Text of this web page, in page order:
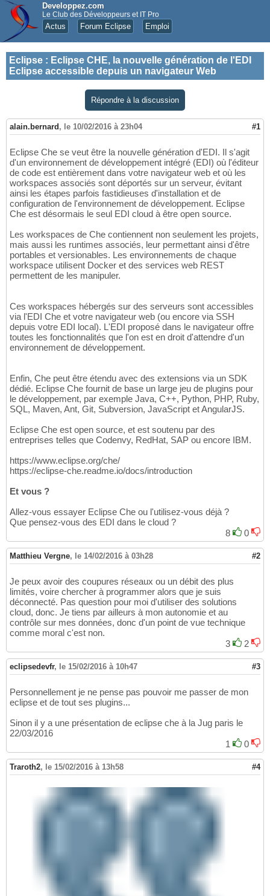
Developpez.com
Le Club des Développeurs et IT Pro
Actus Forum Eclipse Emploi
Eclipse : Eclipse CHE, la nouvelle génération de l'EDI
Eclipse accessible depuis un navigateur Web
Répondre à la discussion
alain.bernard , le 10/02/2016 à 23h04 #1
Eclipse Che se veut être la nouvelle génération d'EDI. Il s'agit
d'un environnement de développement intégré (EDI) où l'éditeur
de code est entièrement dans votre navigateur web et où les
workspaces associés sont déportés sur un serveur, évitant
ainsi les étapes parfois fastidieuses d'installation et de
configuration de l'environnement de développement. Eclipse
Che est désormais le seul EDI cloud à être open source.
Les workspaces de Che contiennent non seulement les projets,
mais aussi les runtimes associés, leur permettant ainsi d'être
portables et versionables. Les environnements de chaque
workspace utilisent Docker et des services web REST
permettent de les manipuler.
Ces workspaces hébergés sur des serveurs sont accessibles
via l'EDI Che et votre navigateur web (ou encore via SSH
depuis votre EDI local). L'EDI proposé dans le navigateur offre
toutes les fonctionnalités que l'on est en droit d'attendre d'un
environnement de développement.
Enfin, Che peut être étendu avec des extensions via un SDK
dédié. Eclipse Che fournit de base un large jeu de plugins pour
le développement, par exemple Java, C++, Python, PHP, Ruby,
SQL, Maven, Ant, Git, Subversion, JavaScript et AngularJS.
Eclipse Che est open source, et est soutenu par des
entreprises telles que Codenvy, RedHat, SAP ou encore IBM.
https://www.eclipse.org/che/
https://eclipse-che.readme.io/docs/introduction
Et vous ?
Allez-vous essayer Eclipse Che ou l'utilisez-vous déjà ?
Que pensez-vous des EDI dans le cloud ?
8
0
Matthieu Vergne, le 14/02/2016 à 03h28 #2
Je peux avoir des coupures réseaux ou un débit des plus
limités, voire chercher à programmer alors que je suis
déconnecté. Pas question pour moi d'utiliser des solutions
cloud, donc. Je tiens par ailleurs à mon autonomie et au
contrôle sur mes données, donc d'un point de vue technique
comme moral c'est non.
3
2
eclipsedevfr, le 15/02/2016 à 10h47 #3
Personnellement je ne pense pas pouvoir me passer de mon
eclipse et de tout ses plugins...
Sinon il y a une présentation de eclipse che à la Jug paris le
22/03/2016
1
0
Traroth2, le 15/02/2016 à 13h58 #4